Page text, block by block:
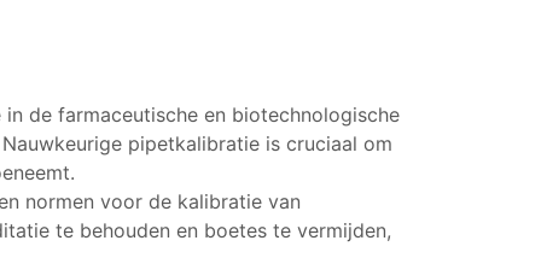
de farmaceutische en biotechnologische
pipetkalibratie is cruciaal om
normen voor de kalibratie van
te behouden en boetes te vermijden,